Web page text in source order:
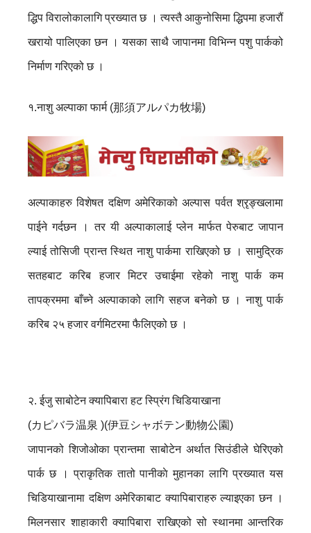
द्धिप विरालोकालागि प्रख्यात छ । त्यस्तै आकुनोसिमा द्धिपमा हजारौं
खरायो पालिएका छन । यसका साथै जापानमा विभिन्न पशु पार्कको
निर्माण गरिएको छ ।
१.नाशु अल्पाका फार्म (那須アルパカ牧場)
अल्पाकाहरु विशेषत दक्षिण अमेरिकाको अल्पास पर्वत श्रृङ्खलामा
पाईने गर्दछन । तर यी अल्पाकालाई प्लेन मार्फत पेरुबाट जापान
ल्याई तोसिजी प्रान्त स्थित नाशु पार्कमा राखिएको छ । सामुद्रिक
सतहबाट करिब हजार मिटर उचाईमा रहेको नाशु पार्क कम
तापक्रममा बाँच्ने अल्पाकाको लागि सहज बनेको छ । नाशु पार्क
करिब २५ हजार वर्गमिटरमा फैलिएको छ ।
२. ईजु साबोटेन क्यापिबारा हट स्प्रिंग चिडियाखाना
(カピバラ温泉 )(伊豆シャボテン動物公園)
जापानको शिजोओका प्रान्तमा साबोटेन अर्थात सिउंडीले घेरिएको
पार्क छ । प्राकृतिक तातो पानीकाे मुहानका लागि प्रख्यात यस
चिडियाखानामा दक्षिण अमेरिकाबाट क्यापिबाराहरु ल्याइएका छन ।
मिलनसार शाहाकारी क्यापिबारा राखिएको सो स्थानमा आन्तरिक